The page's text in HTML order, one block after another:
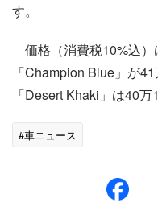
す。
価格（消費税10%込）
「Champion Blue」が
「Desert Khaki」は40
#車ニュース